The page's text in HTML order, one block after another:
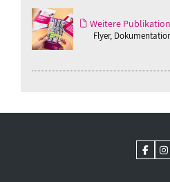
Weitere
Flyer,